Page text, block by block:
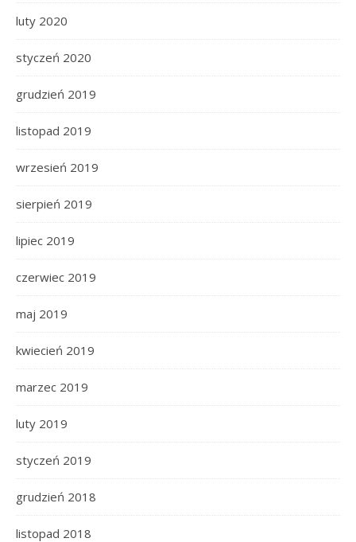
luty 2020
styczeń 2020
grudzień 2019
listopad 2019
wrzesień 2019
sierpień 2019
lipiec 2019
czerwiec 2019
maj 2019
kwiecień 2019
marzec 2019
luty 2019
styczeń 2019
grudzień 2018
listopad 2018